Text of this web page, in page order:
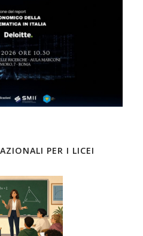
PER I LICEI